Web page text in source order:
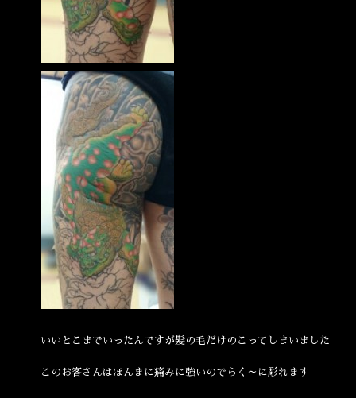
いいとこまでいったんですが髪の毛だけのこってしまいました
このお客さんはほんまに痛みに強いのでらく～に彫れます